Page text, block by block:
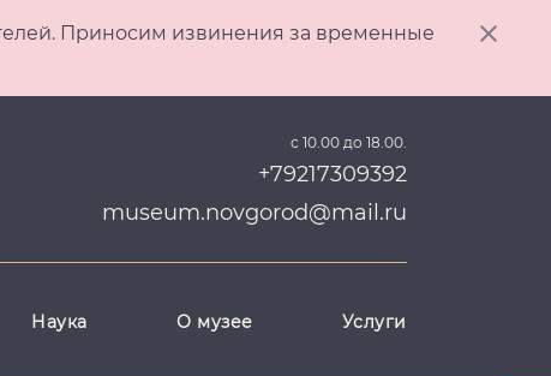
Приносим извинения за временные
с 10.00 до 18.00.
+79217309392
museum.novgorod@mail.ru
Наука О музее Услуги